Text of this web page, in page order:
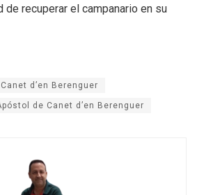
recuperar el campanario en su
d’en Berenguer
de Canet d’en Berenguer